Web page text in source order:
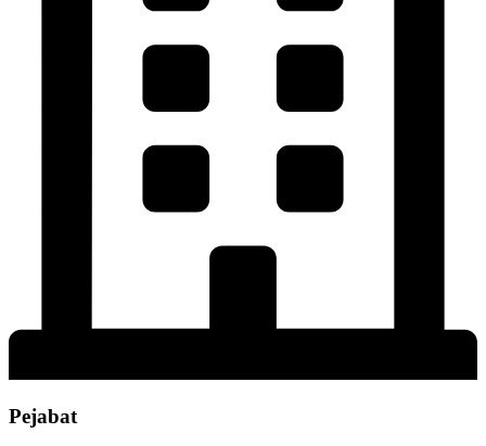
Pejabat